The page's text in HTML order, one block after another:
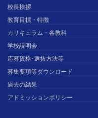
校長挨拶
教育目標・特徴
カリキュラム・各教科
学校説明会
応募資格･選抜方法等
募集要項等ダウンロード
過去の結果
アドミッションポリシー